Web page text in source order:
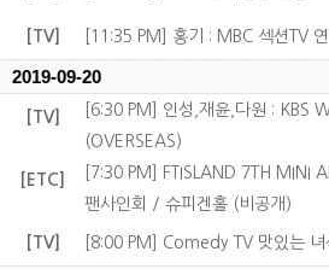
[TV] [11:35 PM] 홍기 : MBC 섹션TV
2019-09-20
[TV]
[6:30 PM] 인성,재윤,다원 : KBS
(OVERSEAS)
[ETC]
[7:30 PM] FTISLAND 7TH MINI
팬사인회 / 슈피겐홀 (비공개)
[TV] [8:00 PM] Comedy TV 맛있는 녀